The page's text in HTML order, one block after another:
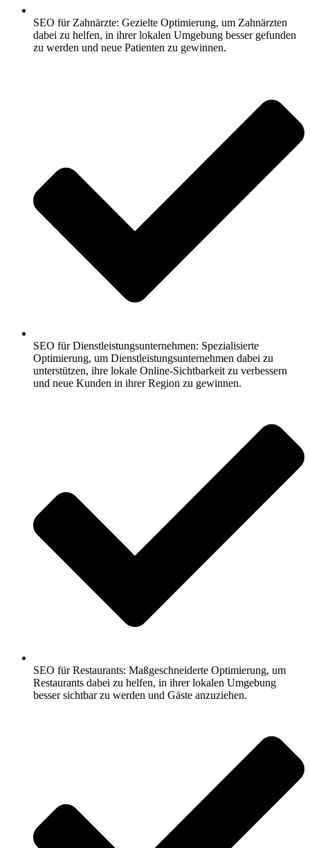
SEO für Zahnärzte: Gezielte Optimierung, um Zahnärzten
dabei zu helfen, in ihrer lokalen Umgebung besser gefunden
zu werden und neue Patienten zu gewinnen.
SEO für Dienstleistungsunternehmen: Spezialisierte
Optimierung, um Dienstleistungsunternehmen dabei zu
unterstützen, ihre lokale Online-Sichtbarkeit zu verbessern
und neue Kunden in ihrer Region zu gewinnen.
SEO für Restaurants: Maßgeschneiderte Optimierung, um
Restaurants dabei zu helfen, in ihrer lokalen Umgebung
besser sichtbar zu werden und Gäste anzuziehen.